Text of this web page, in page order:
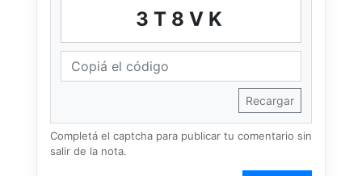
3T8VK
Recargar
Completá el captcha para publicar tu comentario sin
salir de la nota.